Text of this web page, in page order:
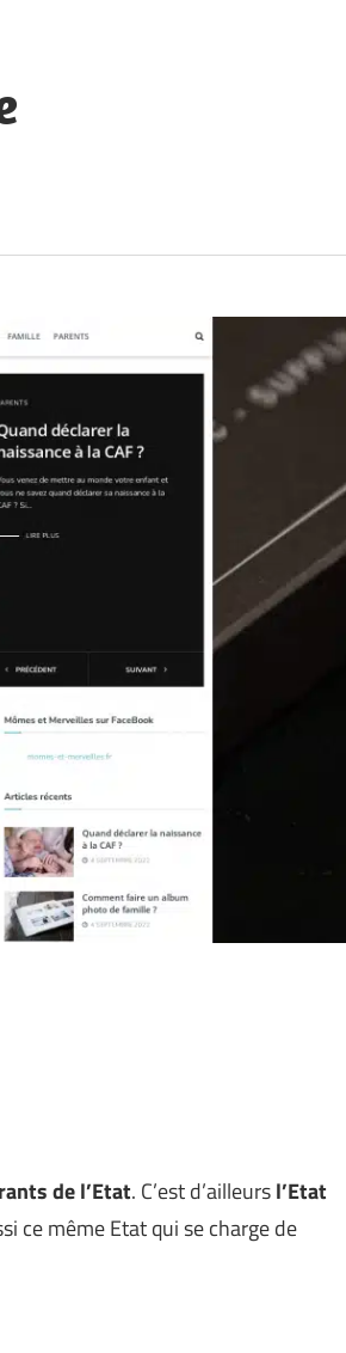
de l’Etat. C’est d’ailleursl’Etat
ce même Etat qui se charge de